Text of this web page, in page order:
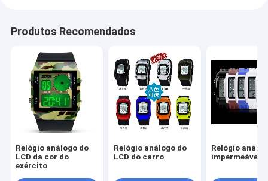
Produtos Recomendados
Relógio análogo do
LCD da cor do
exército
Relógio análogo do
LCD do carro
Relógio
impermeável